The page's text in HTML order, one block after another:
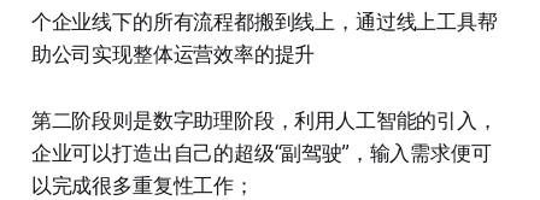
个企业线下的所有流程都搬到线上，通过线上工具帮
助公司实现整体运营效率的提升
第二阶段则是数字助理阶段，利用人工智能的引入，
企业可以打造出自己的超级“副驾驶”，输入需求便可
以完成很多重复性工作；